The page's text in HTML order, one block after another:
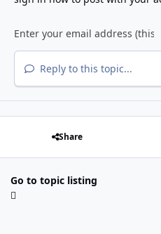
Reply to this topic...
Share
Go to topic listing